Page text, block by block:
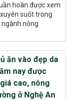
hoàn được xem
suốt trong
nông
ăn vào đẹp da
nay được
cao, nông
ở Nghệ An